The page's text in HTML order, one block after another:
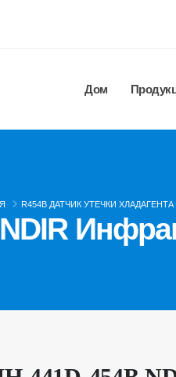
Дом
R454B ДАТЧИК УТЕЧКИ ХЛАДАГЕНТА